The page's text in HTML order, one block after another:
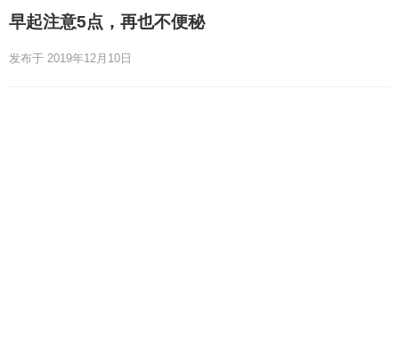
早起注意5点，再也不便秘
发布于 2019年12月10日